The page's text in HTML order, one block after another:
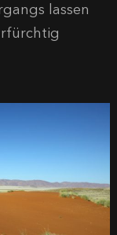
lassen